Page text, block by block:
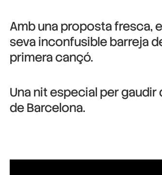
Amb una proposta fresca,
seva inconfusible barreja
primera cançó.
Una nit especial per
de Barcelona.